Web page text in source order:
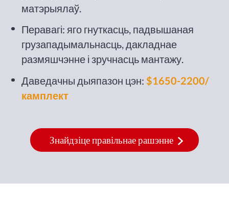
матэрыялаў.
Перавагі: яго гнуткасць, падвышаная
грузападымальнасць, дакладнае
размяшчэнне і зручнасць мантажу.
Даведачны дыяпазон цэн: $1650-2200/
камплект
Знайдзіце правільнае рашэнне